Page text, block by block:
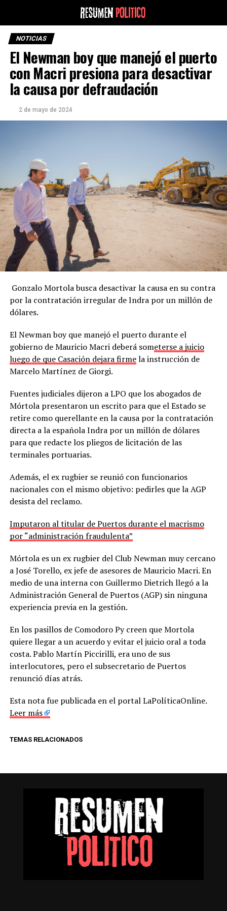
NOTICIAS
El Newman boy que manejó el puerto
con Macri presiona para desactivar
la causa por defraudación
2 de mayo de 2024
Gonzalo Mortola busca desactivar la causa en su contra
por la contratación irregular de Indra por un millón de
dólares.
El Newman boy que manejó el puerto durante el
gobierno de Mauricio Macri deberá someterse a juicio
luego de que Casación dejara firmela instrucción de
Marcelo Martínez de Giorgi.
Fuentes judiciales dijeron a LPO que los abogados de
Mórtola presentaron un escrito para que el Estado se
retire como querellante en la causa por la contratación
directa a la española Indra por un millón de dólares
para que redacte los pliegos de licitación de las
terminales portuarias.
Además, el ex rugbier se reunió con funcionarios
nacionales con el mismo objetivo: pedirles que la AGP
desista del reclamo.
Imputaron al titular de Puertos durante el macrismo
por “administración fraudulenta”
Mórtola es un ex rugbier del Club Newman muy cercano
a José Torello, ex jefe de asesores de Mauricio Macri. En
medio de una interna con Guillermo Dietrich llegó a la
Administración General de Puertos (AGP) sin ninguna
experiencia previa en la gestión.
En los pasillos de Comodoro Py creen que Mortola
quiere llegar a un acuerdo y evitar el juicio oral a toda
costa. Pablo Martín Piccirilli, era uno de sus
interlocutores, pero el subsecretario de Puertos
renunció días atrás.
Esta nota fue publicada en el portal LaPolíticaOnline.
Leer más
TEMAS RELACIONADOS